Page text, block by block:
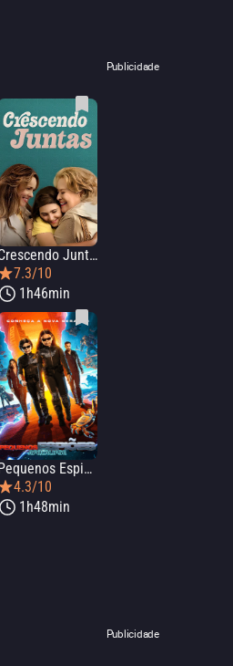
Publicidade
Crescendo Juntas
7.3/10
1h46min
Pequenos Espiões: Apocalipse
4.3/10
1h48min
Publicidade